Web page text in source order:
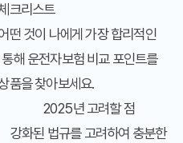
크리스트
떤 것이 나에게 가장 합리적인
해 운전자보험 비교 포인트를
품을 찾아보세요.
2025년 고려할 점
강화된 법규를 고려하여 충분한